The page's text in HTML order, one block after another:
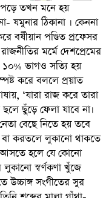
পড়ে তখন মনে হয়
যমুনার ঠিকানা । কেননা
বর্ষীয়ান পণ্ডিত প্রফেসর
মর্মে দেশপ্রেমের
১০% ভাগও সত্যি হয়
করে বললে প্রয়াত
‘যারা রাজ করে তারা
ছুঁড়ে ফেলা যাবে না।
বেছে নিতে হয় তবে
বা করতলে লুকানো থাকতে
আসতে হলে যে কোনো
স্বর্ণকণা খুঁজে
উচ্চাঙ্গ সংগীতের সুর